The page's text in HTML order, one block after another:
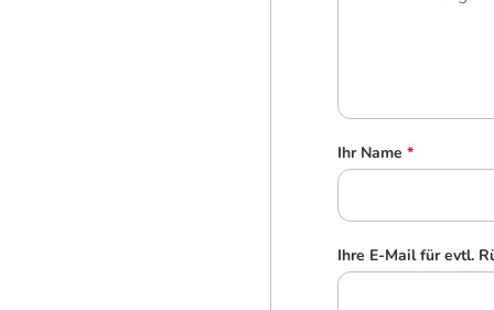
Ihr Name *
Ihre E-Mail für evtl.